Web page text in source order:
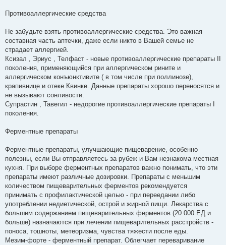
Противоаллергические средства
Не забудьте взять противоаллергические средства. Это важная
составная часть аптечки, даже если никто в Вашей семье не
страдает аллергией.
Ксизал , Эриус , Телфаст - новые противоаллергические препараты II
поколения, применяющийся при аллергическом рините и
аллергическом конъюнктивите ( в том числе при поллинозе),
крапивнице и отеке Квинке. Данные препараты хорошо переносятся и
не вызывают сонливости.
Супрастин , Тавегил - недорогие противоаллергические препараты I
поколения.
Ферментные препараты
Ферментные препараты, улучшающие пищеварение, особенно
полезны, если Вы отправляетесь за рубеж и Вам незнакома местная
кухня. При выборе ферментных препаратов важно понимать, что эти
препараты имеют различные дозировки. Препараты с меньшим
количеством пищеварительных ферментов рекомендуется
принимать с профилактической целью - при переедании либо
употреблении недиетической, острой и жирной пищи. Лекарства с
большим содержанием пищеварительных ферментов (20 000 ЕД и
больше) назначаются при лечении пищеварительных расстройств -
поноса, тошноты, метеоризма, чувства тяжести после еды.
Мезим-форте - ферментный препарат. Облегчает переваривание